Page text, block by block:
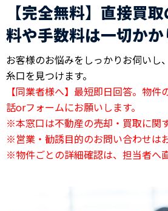
【完全無料】直接買
料や手数料は一切かか
お客様のお悩みをしっかりお伺いし
糸口を見つけます。
【同業者様へ】最短即日回答。物件
話orフォームにお願いします。
※本窓口は不動産の売却・買取に関
※営業・勧誘目的のお問い合わせは
※物件ごとの詳細確認は、担当者へ